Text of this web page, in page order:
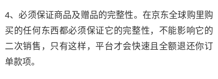
4、必须保证商品及赠品的完整性。在京东全球购里购
买的任何东西都必须保证它的完整性，不能影响它的
二次销售，只有这样，平台才会快速且全额退还你订
单款项。